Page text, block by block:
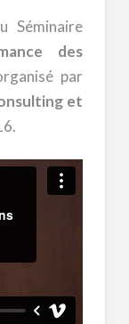
Séminaire
des
par
et